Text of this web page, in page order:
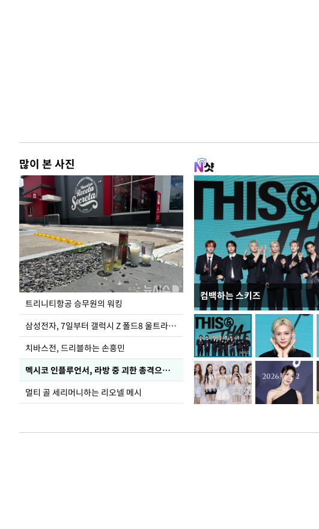
많이 본 사진
트리니티항공 승무원의 워킹
삼성전자, 7일부터 갤럭시 Z 폴드8 울트라·폴드8·플립8 출시
치바스전, 드리블하는 손흥민
멕시코 인플루언서, 라방 중 괴한 총격으로 사망
멀티 골 세리머니하는 리오넬 메시
컴백하는 스키즈
입추 코앞인데 전국엔 찜통 더위